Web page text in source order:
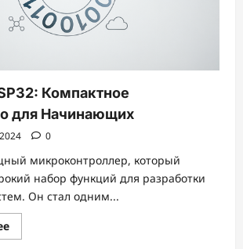
Компактное
для Начинающих
0
микроконтроллер, который
набор функций для разработки
Он стал одним...
Прочитать
больше